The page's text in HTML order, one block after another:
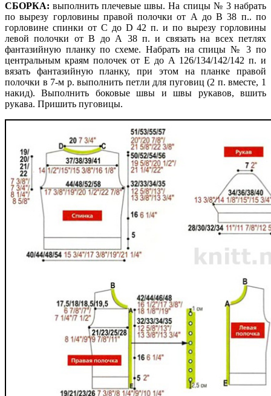
СБОРКА: выполнить плечевые швы. На спицы № 3 набрать
по вырезу горловины правой полочки от А до В 38 п.. по
горловине спинки от С до D 42 п. и по вырезу горловины
левой полочки от В до А 38 п. и связать на всех петлях
фантазийную планку по схеме. Набрать на спицы № 3 по
центральным краям полочек от Е до А 126/134/142/142 п. и
вязать фантазийную планку, при этом на планке правой
полочки в 7-м р. выполнить петли для пуговиц (2 п. вместе, 1
накид). Выполнить боковые швы и швы рукавов, вшить
рукава. Пришить пуговицы.